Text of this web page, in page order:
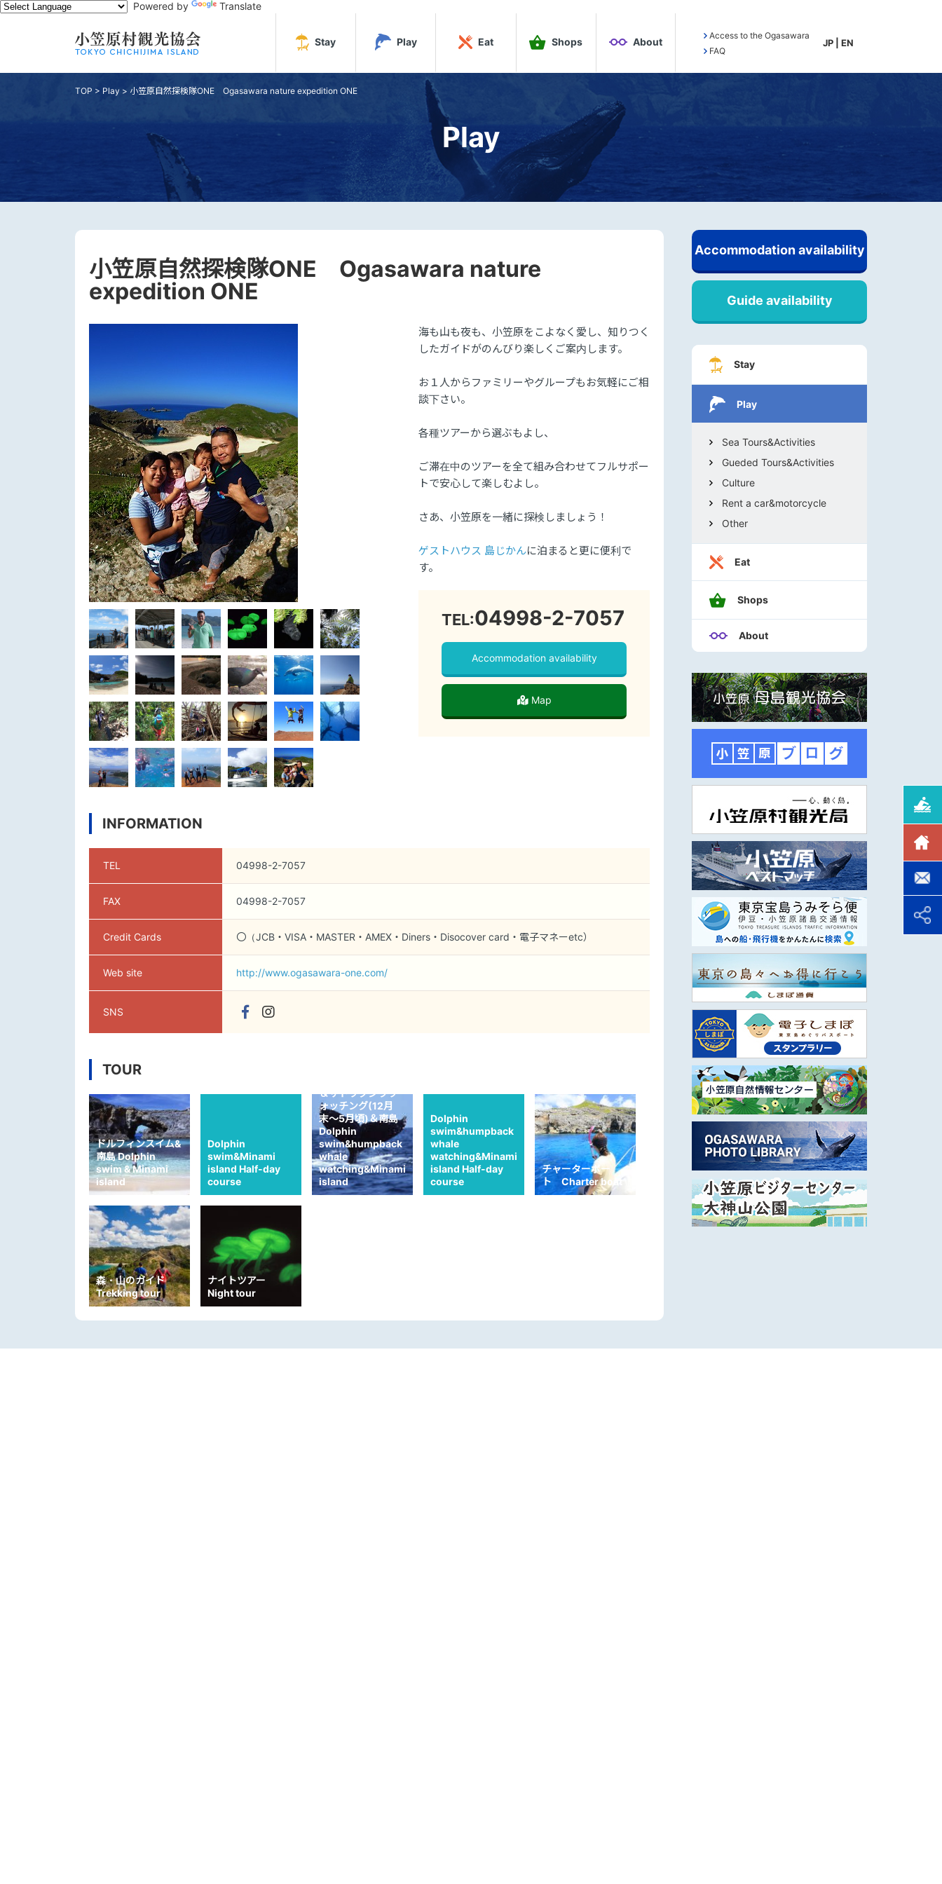
Powered by Translate
Stay Play Eat Shops About
Access to the Ogasawara
FAQ
JP EN
TOP > Play > 小笠原自然探検隊ONE Ogasawara nature expedition ONE
Play
小笠原自然探検隊ONE Ogasawara nature
expedition ONE
海も山も夜も、小笠原をこよなく愛し、知りつく
したガイドがのんびり楽しくご案内します。
お１人からファミリーやグループもお気軽にご相
談下さい。
各種ツアーから選ぶもよし、
ご滞在中のツアーを全て組み合わせてフルサポー
トで安心して楽しむよし。
さあ、小笠原を一緒に探検しましょう！
ゲストハウス 島じかんに泊まると更に便利で
す。
TEL:04998-2-7057
Accommodation availability
Map
INFORMATION
TEL 04998-2-7057
FAX 04998-2-7057
Credit Cards 〇（JCB・VISA・MASTER・AMEX・Diners・Disocover card・電子マネーetc）
Web site http://www.ogasawara-one.com/
SNS
TOUR
ドルフィンスイム&
南島 Dolphin
swim & Minami
island
Dolphin
swim&Minami
island Half-day
course
＆ザトウクジラウ
ォッチング(12月
末〜5月頃)＆南島
Dolphin
swim&humpback
whale
watching&Minami
island
Dolphin
swim&humpback
whale
watching&Minami
island Half-day
course
チャーターボー
ト Charter boat
森・山のガイド
Trekking tour
ナイトツアー
Night tour
Accommodation availability
Guide availability
Stay
Play
Sea Tours&Activities
Gueded Tours&Activities
Culture
Rent a car&motorcycle
Other
Eat
Shops
About